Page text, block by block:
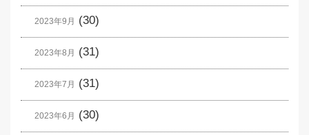
2023年9月 (30)
2023年8月 (31)
2023年7月 (31)
2023年6月 (30)